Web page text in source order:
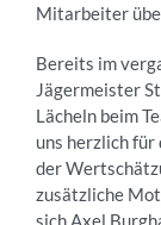
Mitarbeiter
Bereits im
Jägermeister
Lächeln beim
uns herzlich
der
zusätzliche
sich Axel